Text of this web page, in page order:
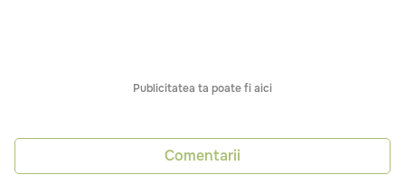
Publicitatea ta poate fi aici
Comentarii